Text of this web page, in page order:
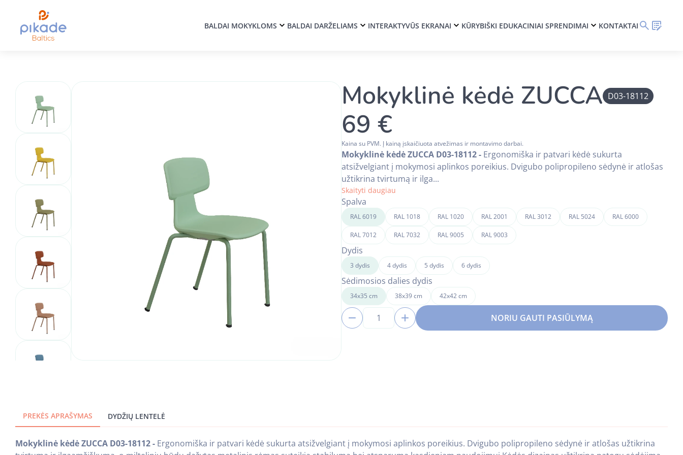
BALDAI MOKYKLOMS BALDAI DARŽELIAMS INTERAKTYVŪS EKRANAI KŪRYBIŠKI EDUKACINIAI SPRENDIMAI KONTAKTAI
Mokyklinė kėdė ZUCCA D03-18112
69 €
Kaina su PVM. Į kainą įskaičiuota atvežimas ir montavimo darbai.
Mokyklinė kėdė ZUCCA D03-18112 - Ergonomiška ir patvari kėdė sukurta
atsižvelgiant į mokymosi aplinkos poreikius. Dvigubo polipropileno sėdynė ir atlošas
užtikrina tvirtumą ir ilga...
Skaityti daugiau
Spalva
RAL 6019 RAL 1018 RAL 1020 RAL 2001 RAL 3012 RAL 5024 RAL 6000
RAL 7012 RAL 7032 RAL 9005 RAL 9003
Dydis
3 dydis 4 dydis 5 dydis 6 dydis
Sėdimosios dalies dydis
34x35 cm 38x39 cm 42x42 cm
1 NORIU GAUTI PASIŪLYMĄ
PREKĖS APRAŠYMAS DYDŽIŲ LENTELĖ
Mokyklinė kėdė ZUCCA D03-18112 - Ergonomiška ir patvari kėdė sukurta atsižvelgiant į mokymosi aplinkos poreikius. Dvigubo polipropileno sėdynė ir atlošas užtikrina